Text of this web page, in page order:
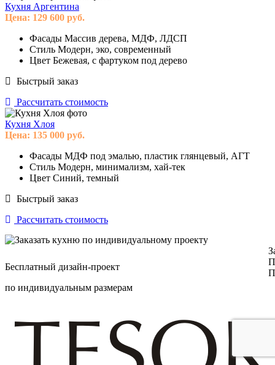
Кухня Аргентина
Цена: 129 600 руб.
Фасады Массив дерева, МДФ, ЛДСП
Стиль Модерн, эко, современный
Цвет Бежевая, с фартуком под дерево
Быстрый заказ
Рассчитать стоимость
Кухня Хлоя
Цена: 135 000 руб.
Фасады МДФ под эмалью, пластик глянцевый, АГТ
Стиль Модерн, минимализм, хай-тек
Цвет Синий, темный
Быстрый заказ
Рассчитать стоимость
Бесплатный дизайн-проект
по индивидуальным размерам